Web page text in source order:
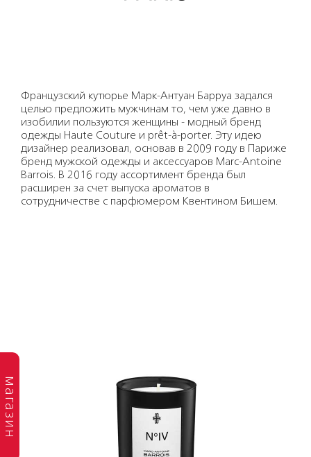
магазин
Французский кутюрье Марк-Антуан Барруа задался
целью предложить мужчинам то, чем уже давно в
изобилии пользуются женщины - модный бренд
одежды Haute Couture и prêt-à-porter. Эту идею
дизайнер реализовал, основав в 2009 году в Париже
бренд мужской одежды и аксессуаров Marc-Antoine
Barrois. В 2016 году ассортимент бренда был
расширен за счет выпуска ароматов в
сотрудничестве с парфюмером Квентином Бишем.
В корзину